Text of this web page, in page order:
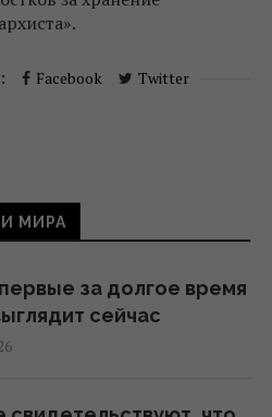
Facebook Twitter
МИРА
за долгое время
сейчас